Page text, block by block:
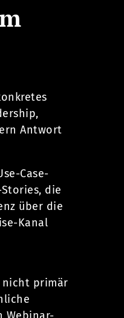
Antwort
Case-
die
über die
Kanal
nicht primär
Webinar-